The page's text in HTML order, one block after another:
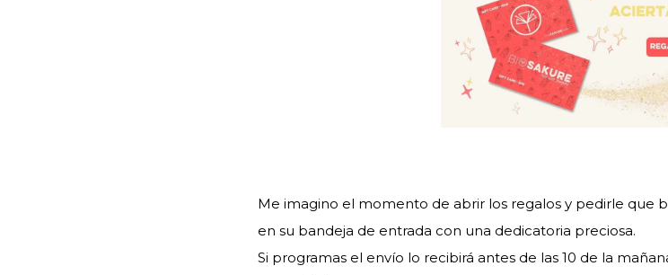
Me imagino el momento de abrir los regalos y pedirle que
en su bandeja de entrada con una dedicatoria preciosa.
Si programas el envío lo recibirá antes de las 10 de la